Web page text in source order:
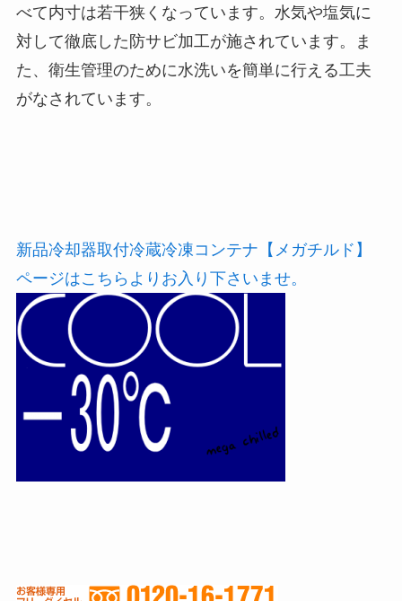
べて内寸は若干狭くなっています。水気や塩気に
対して徹底した防サビ加工が施されています。ま
た、衛生管理のために水洗いを簡単に行える工夫
がなされています。
新品冷却器取付冷蔵冷凍コンテナ【メガチルド】
ページはこちらよりお入り下さいませ。